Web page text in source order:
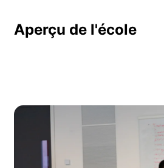
Aperçu de l'école